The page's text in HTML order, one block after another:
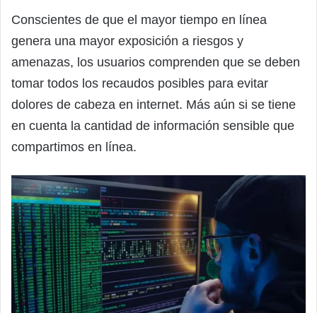
Conscientes de que el mayor tiempo en línea
genera una mayor exposición a riesgos y
amenazas, los usuarios comprenden que se deben
tomar todos los recaudos posibles para evitar
dolores de cabeza en internet. Más aún si se tiene
en cuenta la cantidad de información sensible que
compartimos en línea.